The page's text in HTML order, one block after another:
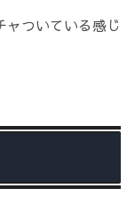
ャついている感じ